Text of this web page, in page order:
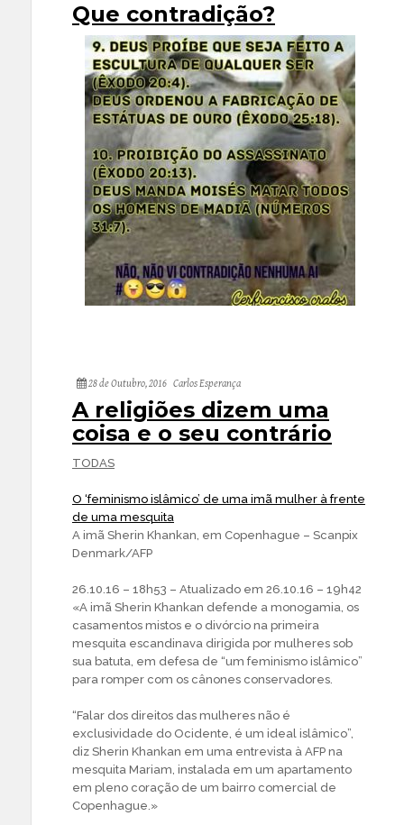
Que contradição?
28 de Outubro, 2016 Carlos Esperança
A religiões dizem uma
coisa e o seu contrário
TODAS
O ‘feminismo islâmico’ de uma imã mulher à frente
de uma mesquita
A imã Sherin Khankan, em Copenhague – Scanpix
Denmark/AFP
26.10.16 – 18h53 – Atualizado em 26.10.16 – 19h42
«A imã Sherin Khankan defende a monogamia, os
casamentos mistos e o divórcio na primeira
mesquita escandinava dirigida por mulheres sob
sua batuta, em defesa de “um feminismo islâmico”
para romper com os cânones conservadores.
“Falar dos direitos das mulheres não é
exclusividade do Ocidente, é um ideal islâmico”,
diz Sherin Khankan em uma entrevista à AFP na
mesquita Mariam, instalada em um apartamento
em pleno coração de um bairro comercial de
Copenhague.»